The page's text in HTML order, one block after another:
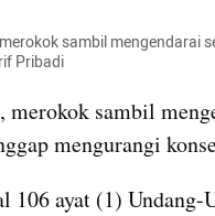
sambil mengendarai
Pribadi
sambil
mengurangi
106 ayat (1)